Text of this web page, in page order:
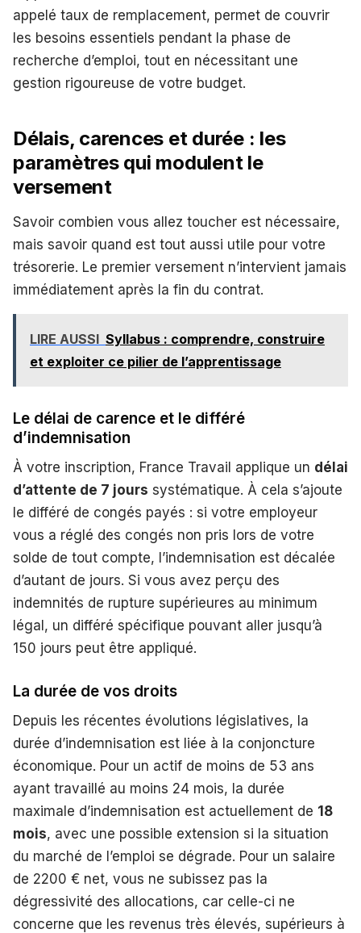
appelé taux de remplacement, permet de couvrir
les besoins essentiels pendant la phase de
recherche d’emploi, tout en nécessitant une
gestion rigoureuse de votre budget.
Délais, carences et durée : les
paramètres qui modulent le
versement
Savoir combien vous allez toucher est nécessaire,
mais savoir quand est tout aussi utile pour votre
trésorerie. Le premier versement n’intervient jamais
immédiatement après la fin du contrat.
LIRE AUSSI Syllabus : comprendre, construire
et exploiter ce pilier de l’apprentissage
Le délai de carence et le différé
d’indemnisation
À votre inscription, France Travail applique un délai
d’attente de 7 jours systématique. À cela s’ajoute
le différé de congés payés : si votre employeur
vous a réglé des congés non pris lors de votre
solde de tout compte, l’indemnisation est décalée
d’autant de jours. Si vous avez perçu des
indemnités de rupture supérieures au minimum
légal, un différé spécifique pouvant aller jusqu’à
150 jours peut être appliqué.
La durée de vos droits
Depuis les récentes évolutions législatives, la
durée d’indemnisation est liée à la conjoncture
économique. Pour un actif de moins de 53 ans
ayant travaillé au moins 24 mois, la durée
maximale d’indemnisation est actuellement de 18
mois, avec une possible extension si la situation
du marché de l’emploi se dégrade. Pour un salaire
de 2200 € net, vous ne subissez pas la
dégressivité des allocations, car celle-ci ne
concerne que les revenus très élevés, supérieurs à